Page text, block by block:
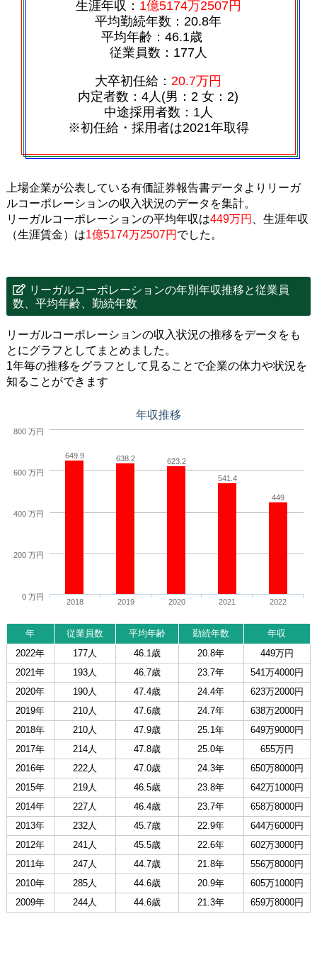
生涯年収： 1億5174万2507円
平均勤続年数：20.8年
平均年齢：46.1歳
従業員数：177人
大卒初任給： 20.7万円
内定者数：4人(男：2 女：2)
中途採用者数：1人
※初任給・採用者は2021年取得
上場企業が公表している有価証券報告書データよりリーガ
ルコーポレーションの収入状況のデータを集計。
リーガルコーポレーションの平均年収は449万円
、生涯年収
（生涯賃金）は1億5174万2507円 でした。
リーガルコーポレーションの年別年収推移と従業員
数、平均年齢、勤続年数
リーガルコーポレーションの収入状況の推移をデータをも
とにグラフとしてまとめました。
1年毎の推移をグラフとして見ることで企業の体力や状況を
知ることができます
年収推移
649.9 638.2
623.2
541.4
449
2018 2019 2020 2021 2022
0 万円
200 万円
400 万円
600 万円
800 万円
年 従業員数 平均年齢 勤続年数
年収
2022年
177人 46.1歳 20.8年
449万円
2021年
193人 46.7歳 23.7年
541万4000円
2020年
190人 47.4歳 24.4年
623万2000円
2019年
210人 47.6歳 24.7年
638万2000円
2018年
210人 47.9歳 25.1年
649万9000円
2017年
214人 47.8歳 25.0年
655万円
2016年
222人 47.0歳 24.3年
650万8000円
2015年
219人 46.5歳 23.8年
642万1000円
2014年
227人 46.4歳 23.7年
658万8000円
2013年
232人 45.7歳 22.9年
644万6000円
2012年
241人 45.5歳 22.6年
602万3000円
2011年
247人 44.7歳 21.8年
556万8000円
2010年
285人 44.6歳 20.9年
605万1000円
2009年
244人 44.6歳 21.3年 659万8000円